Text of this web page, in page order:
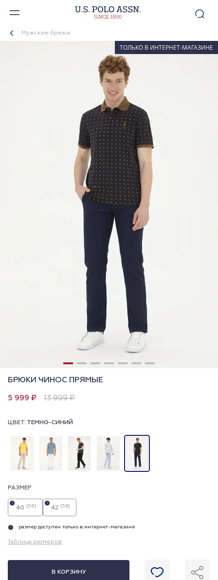
Мужские брюки
ТОЛЬКО В ИНТЕРНЕТ-МАГАЗИНЕ
БРЮКИ ЧИНОС ПРЯМЫЕ
5 999 ₽ 13 999 ₽
ЦВЕТ: ТЕМНО-СИНИЙ
РАЗМЕР
40 (56)
i
42 (58)
i
i размер доступен только в интернет-магазине
Таблица размеров
В КОРЗИНУ